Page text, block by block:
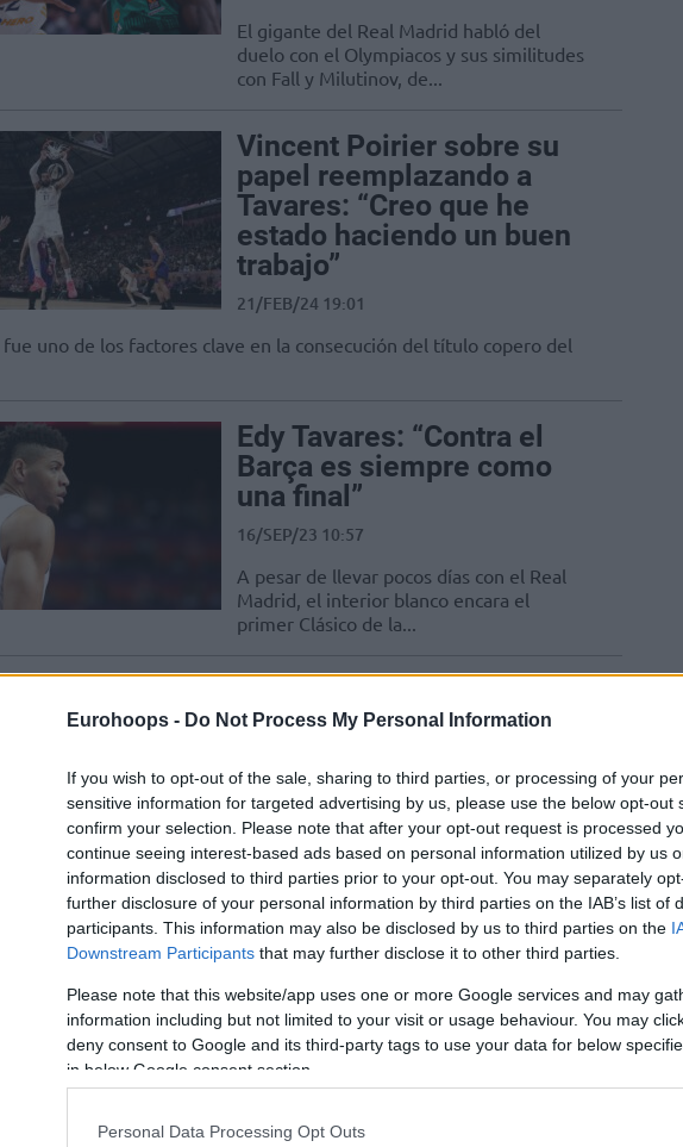
Eurohoops - Do Not Process My Personal Information
If you wish to opt-out of the sale, sharing to third parties, or processing of your
sensitive information for targeted advertising by us, please use the below opt-out
confirm your selection. Please note that after your opt-out request is processed
continue seeing interest-based ads based on personal information utilized by us
information disclosed to third parties prior to your opt-out. You may separately
further disclosure of your personal information by third parties on the IAB’s list of
participants. This information may also be disclosed by us to third parties on the
Downstream Participants that may further disclose it to other third parties.
Please note that this website/app uses one or more Google services and may
information including but not limited to your visit or usage behaviour. You may
deny consent to Google and its third-party tags to use your data for below
in below Google consent section.
Personal Data Processing Opt Outs
El gigante del Real Madrid habló del
duelo con el Olympiacos y sus similitudes
con Fall y Milutinov, de...
Vincent Poirier sobre su
papel reemplazando a
Tavares: “Creo que he
estado haciendo un buen
trabajo”
21/FEB/24 19:01
uno de los factores clave en la consecución del título copero del
Edy Tavares: “Contra el
Barça es siempre como
una final”
16/SEP/23 10:57
A pesar de llevar pocos días con el Real
Madrid, el interior blanco encara el
primer Clásico de la...
duda: “No sé si renovaré
07/AGO/23 22:22
El referente interior del Real Madrid
termina contrato del año que viene y
asegura que "el sueño de la...
El Real Madrid no avanza
Tavares
28/JUN/23 16:08
Edy Tavares finaliza contrato la próxima
para renovar.